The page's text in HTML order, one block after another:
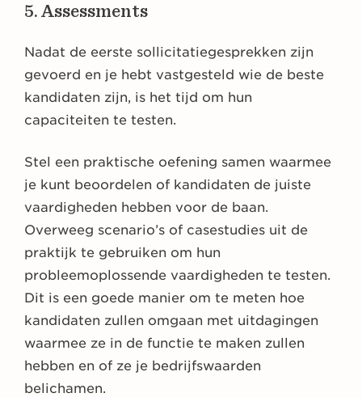
5. Assessments
Nadat de eerste sollicitatiegesprekken zijn
gevoerd en je hebt vastgesteld wie de beste
kandidaten zijn, is het tijd om hun
capaciteiten te testen.
Stel een praktische oefening samen waarmee
je kunt beoordelen of kandidaten de juiste
vaardigheden hebben voor de baan.
Overweeg scenario’s of casestudies uit de
praktijk te gebruiken om hun
probleemoplossende vaardigheden te testen.
Dit is een goede manier om te meten hoe
kandidaten zullen omgaan met uitdagingen
waarmee ze in de functie te maken zullen
hebben en of ze je bedrijfswaarden
belichamen.